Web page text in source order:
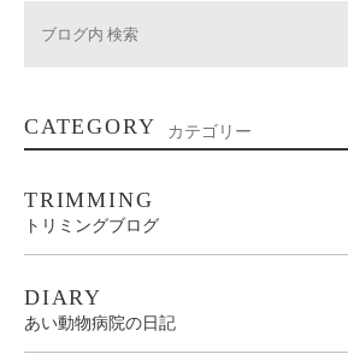
CATEGORY カテゴリー
TRIMMING
トリミングブログ
DIARY
あい動物病院の日記